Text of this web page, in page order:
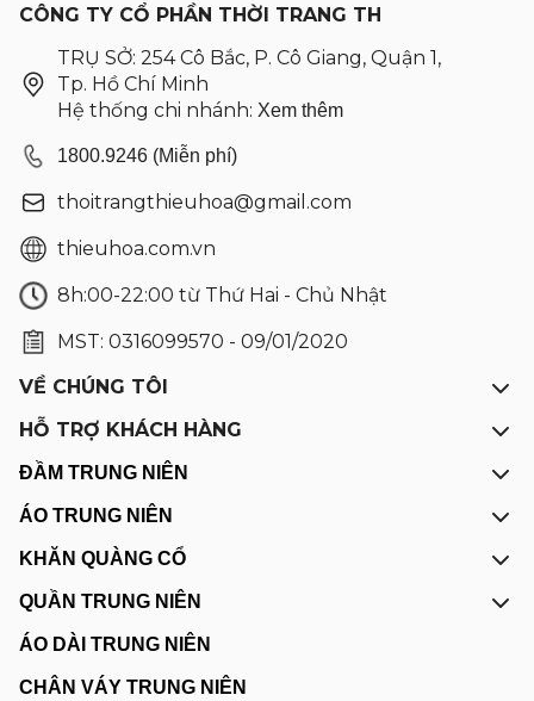
CÔNG TY CỔ PHẦN THỜI TRANG TH
TRỤ SỞ: 254 Cô Bắc, P. Cô Giang, Quận 1,
Tp. Hồ Chí Minh
Hệ thống chi nhánh: Xem thêm
1800.9246 (Miễn phí)
thoitrangthieuhoa@gmail.com
thieuhoa.com.vn
8h:00-22:00 từ Thứ Hai - Chủ Nhật
MST: 0316099570 - 09/01/2020
VỀ CHÚNG TÔI
HỖ TRỢ KHÁCH HÀNG
ĐẦM TRUNG NIÊN
ÁO TRUNG NIÊN
KHĂN QUÀNG CỔ
QUẦN TRUNG NIÊN
ÁO DÀI TRUNG NIÊN
CHÂN VÁY TRUNG NIÊN